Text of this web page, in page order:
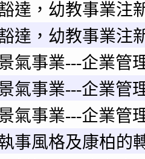
達，幼教事業注
達，幼教事業注
氣事業---企業管
氣事業---企業管
氣事業---企業管
事風格及康柏的